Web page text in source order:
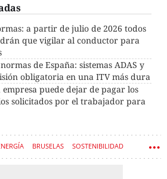
a partir de julio de 2026 todos
que vigilar al conductor para
de España: sistemas ADAS y
obligatoria en una ITV más dura
puede dejar de pagar los
solicitados por el trabajador para
BRUSELAS SOSTENIBILIDAD